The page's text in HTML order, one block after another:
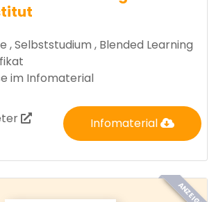
, Selbststudium , Blended Learning
im Infomaterial
Infomaterial
ANZEIGE